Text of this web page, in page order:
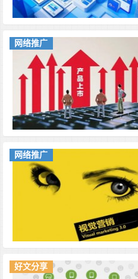
网络推广
网络推广
好文分享